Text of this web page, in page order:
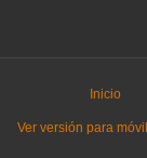
Inicio
Ver versión para